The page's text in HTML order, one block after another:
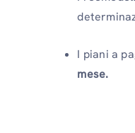
I piani a
mese.